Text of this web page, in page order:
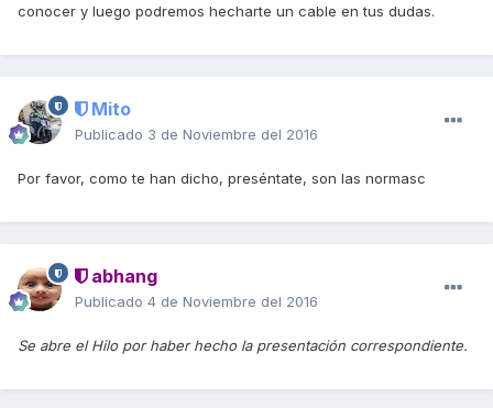
conocer y luego podremos hecharte un cable en tus dudas.
Mito
Publicado 3 de Noviembre del 2016
Por favor, como te han dicho, preséntate, son las normasc
abhang
Publicado 4 de Noviembre del 2016
Se abre el Hilo por haber hecho la presentación correspondiente.